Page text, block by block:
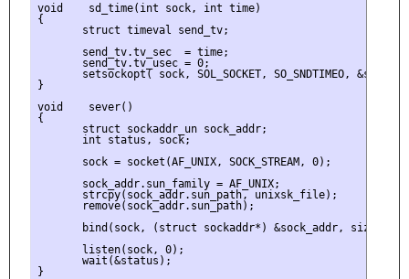
void    sd_time(int sock, int time)
{
       struct timeval send_tv;
       send_tv.tv_sec  = time;
       send_tv.tv_usec = 0;
setsockopt( sock, SOL_SOCKET, SO_SNDTIMEO,
}
void    sever()
{
       struct sockaddr_un sock_addr;
       int status, sock;
       sock = socket(AF_UNIX, SOCK_STREAM, 0);
       sock_addr.sun_family = AF_UNIX;
       strcpy(sock_addr.sun_path, unixsk_file);
       remove(sock_addr.sun_path);
bind(sock, (struct sockaddr*) &sock_addr,
       listen(sock, 0);
       wait(&status);
}